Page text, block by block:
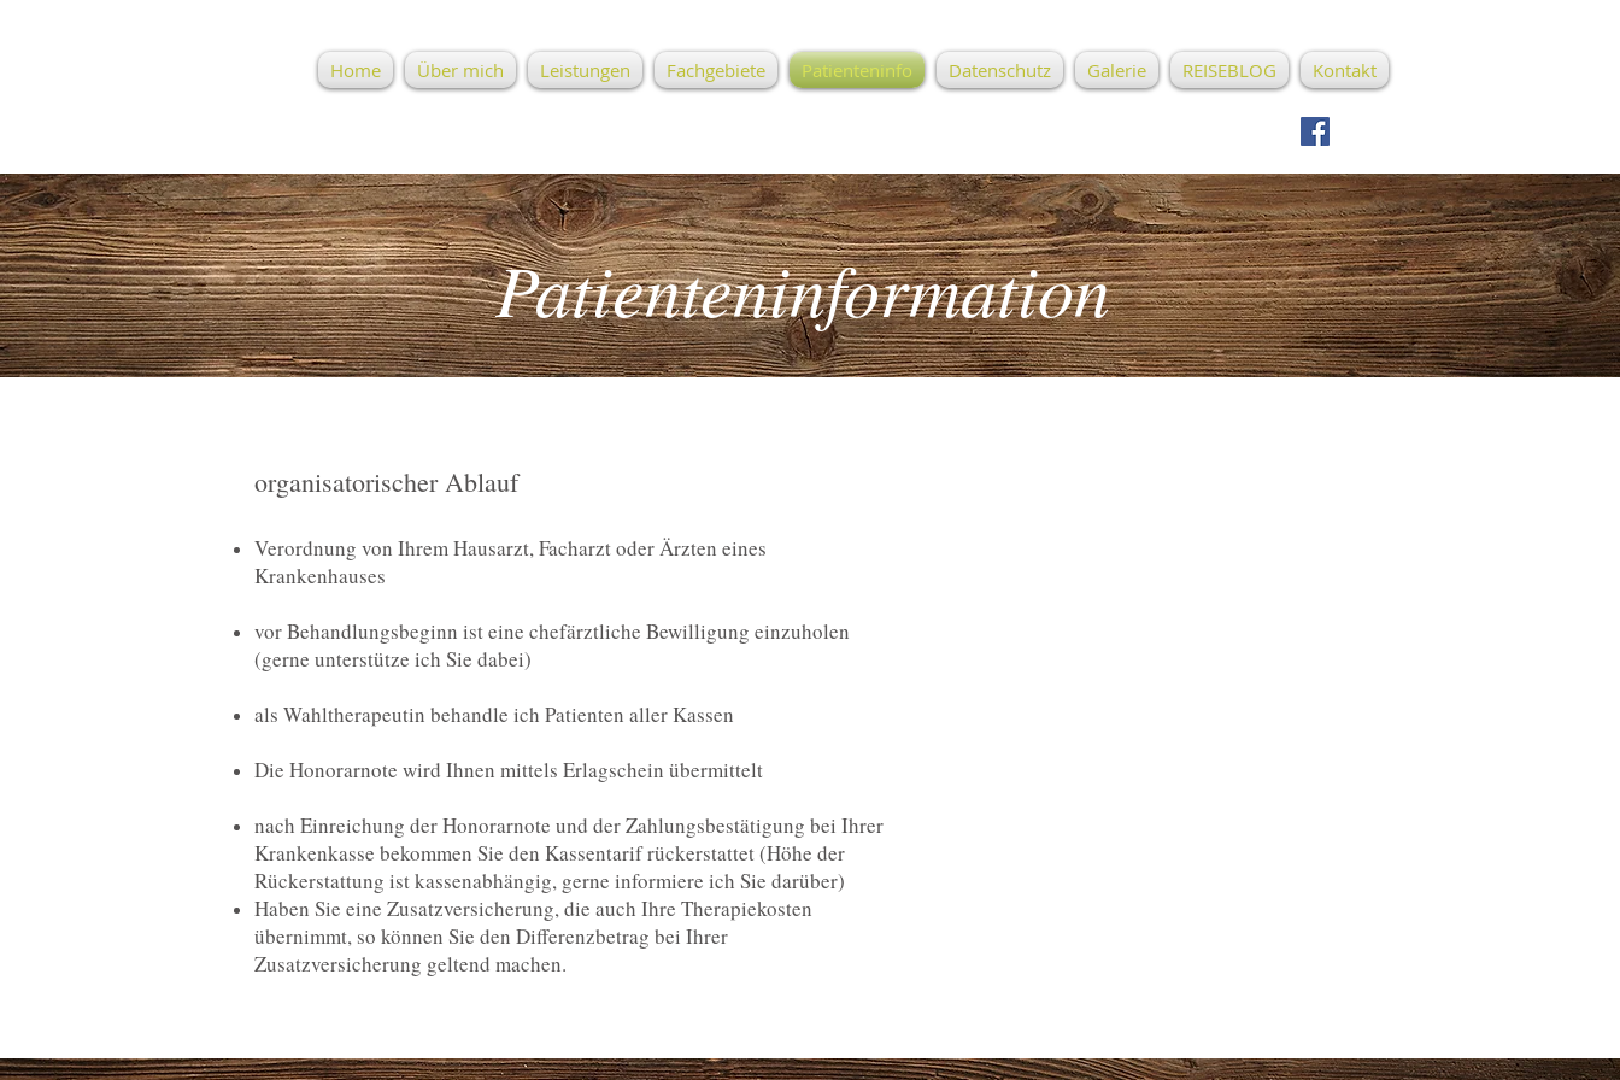
Home Über mich Leistungen Fachgebiete Patienteninfo Datenschutz Galerie REISEBLOG Kontakt
Patienteninformation
organisatorischer Ablauf
Verordnung von Ihrem Hausarzt, Facharzt oder Ärzten eines
Krankenhauses
vor Behandlungsbeginn ist eine chefärztliche Bewilligung einzuholen
(gerne unterstütze ich Sie dabei)
als Wahltherapeutin behandle ich Patienten aller Kassen
Die Honorarnote wird Ihnen mittels Erlagschein übermittelt
nach Einreichung der Honorarnote und der Zahlungsbestätigung bei Ihrer
Krankenkasse bekommen Sie den Kassentarif rückerstattet (Höhe der
Rückerstattung ist kassenabhängig, gerne informiere ich Sie darüber)
Haben Sie eine Zusatzversicherung, die auch Ihre Therapiekosten
übernimmt, so können Sie den Differenzbetrag bei Ihrer
Zusatzversicherung geltend machen.